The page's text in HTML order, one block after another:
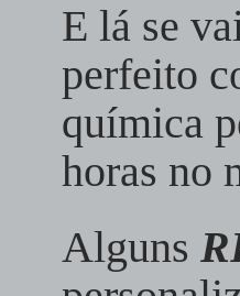
E lá se
perfeito
química
horas no
Alguns